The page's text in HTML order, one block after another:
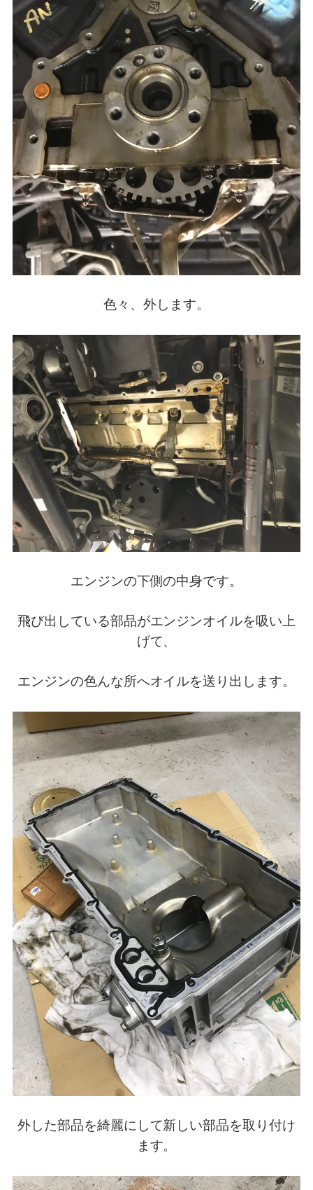
色々、外します。
エンジンの下側の中身です。
飛び出している部品がエンジンオイルを吸い上
げて、
エンジンの色んな所へオイルを送り出します。
外した部品を綺麗にして新しい部品を取り付け
ます。